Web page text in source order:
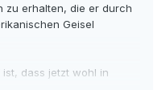
zu erhalten, die er durch
Geisel
dass jetzt wohl in